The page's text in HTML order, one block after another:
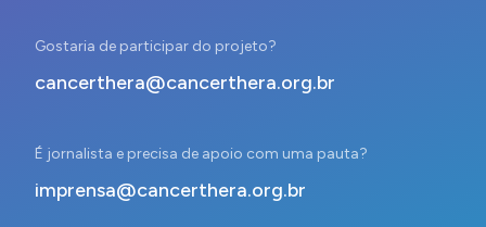
Gostaria de participar do projeto?
cancerthera@cancerthera.org.br
É jornalista e precisa de apoio com uma pauta?
imprensa@cancerthera.org.br